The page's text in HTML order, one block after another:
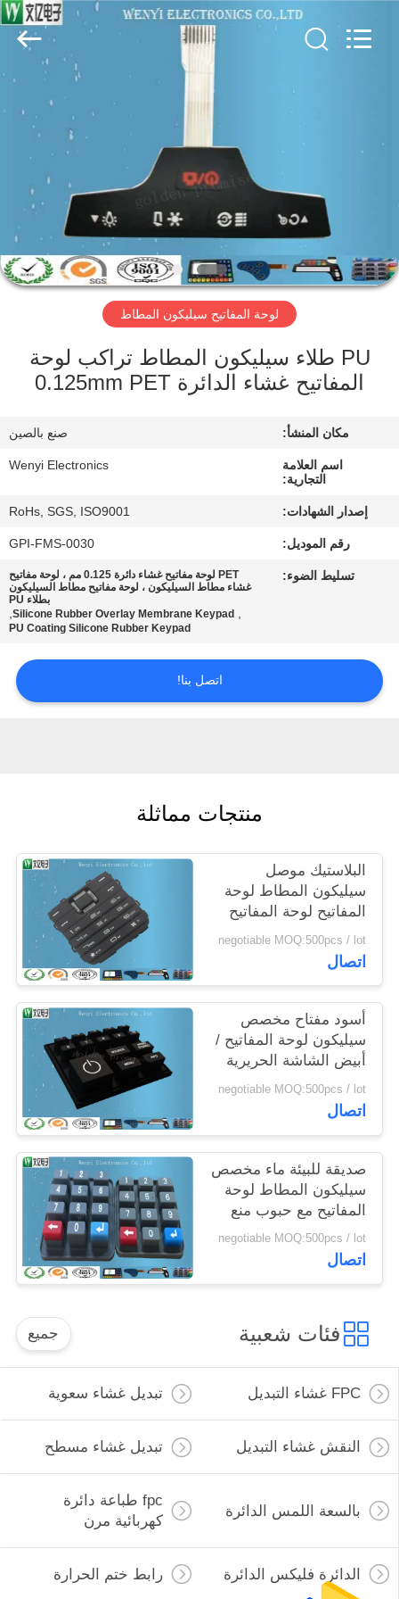
معلومات
عنا
في
المعمل
مراقبة
الجودة
خريطة
Technology
لوحة المفاتيح سيليكون المطاط
PU طلاء سيليكون المطاط تراكب لوحة
المفاتيح غشاء الدائرة 0.125mm PET
مكان المنشأ: صنع بالصين
اسم العلامة
التجارية:
Wenyi Electronics
إصدار الشهادات: RoHs, SGS, ISO9001
رقم الموديل: GPI-FMS-0030
تسليط الضوء:
PET لوحة مفاتيح غشاء دائرة 0.125 مم ، لوحة مفاتيح
غشاء مطاط السيليكون ، لوحة مفاتيح مطاط السيليكون
بطلاء PU
,
Silicone Rubber Overlay Membrane Keypad
,
PU Coating Silicone Rubber Keypad
اتصل بنا!
منتجات مماثلة
البلاستيك موصل
سيليكون المطاط لوحة
المفاتيح لوحة المفاتيح
المهنية غشاء التبديل
ارتداء مقاومة
negotiable MOQ:500pcs / lot
اتصال
أسود مفتاح مخصص
سيليكون لوحة المفاتيح /
أبيض الشاشة الحريرية
الطباعة المطاط موصل
لوحة المفاتيح
negotiable MOQ:500pcs / lot
اتصال
صديقة للبيئة ماء مخصص
سيليكون المطاط لوحة
المفاتيح مع حبوب منع
الحمل الكربون
negotiable MOQ:500pcs / lot
اتصال
فئات شعبية جميع
FPC غشاء التبديل تبديل غشاء سعوية
النقش غشاء التبديل تبديل غشاء مسطح
بالسعة اللمس الدائرة
fpc طباعة دائرة
كهربائية مرن
الدائرة فليكس الدائرة رابط ختم الحرارة